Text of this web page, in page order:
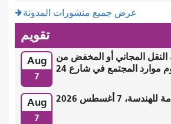
عرض جميع منشورات المدونة
تقويم
Aug
7
المجاني أو المخفض من
Aug
7
7 أغسطس 2026